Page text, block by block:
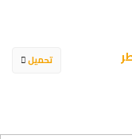
تحميل